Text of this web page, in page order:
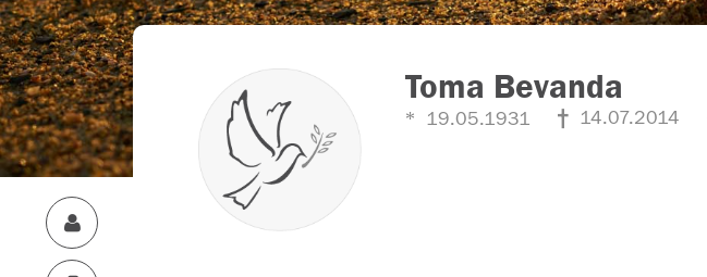
Toma Bevanda
19.05.1931 14.07.2014